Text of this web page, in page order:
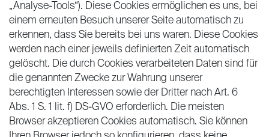
„Analyse-Tools“). Diese Cookies ermöglichen es uns, bei
einem erneuten Besuch unserer Seite automatisch zu
erkennen, dass Sie bereits bei uns waren. Diese Cookies
werden nach einer jeweils definierten Zeit automatisch
gelöscht. Die durch Cookies verarbeiteten Daten sind für
die genannten Zwecke zur Wahrung unserer
berechtigten Interessen sowie der Dritter nach Art. 6
Abs. 1 S. 1 lit. f) DS-GVO erforderlich. Die meisten
Browser akzeptieren Cookies automatisch. Sie können